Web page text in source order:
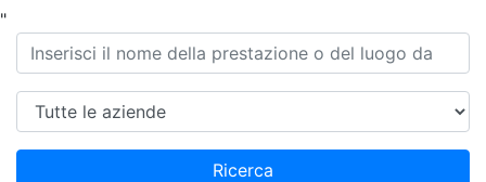
"
Ricerca
Azienda
Ricerca